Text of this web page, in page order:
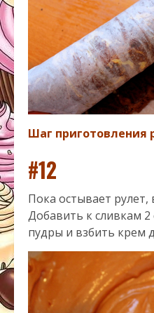
Шаг приготовления
#12
Пока остывает рулет,
Добавить к сливкам 2
пудры и взбить крем